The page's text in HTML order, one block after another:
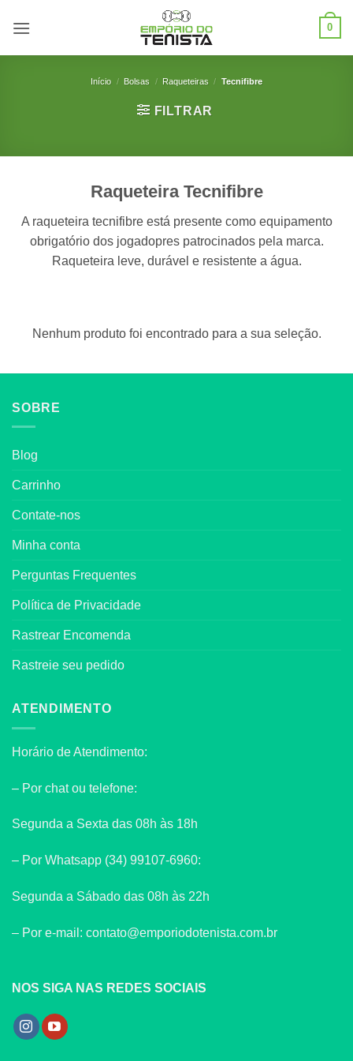
0
Início / Bolsas / Raqueteiras / Tecnifibre
FILTRAR
Raqueteira Tecnifibre
A raqueteira tecnifibre está presente como equipamento
obrigatório dos jogadopres patrocinados pela marca.
Raqueteira leve, durável e resistente a água.
Nenhum produto foi encontrado para a sua seleção.
SOBRE
Blog
Carrinho
Contate-nos
Minha conta
Perguntas Frequentes
Política de Privacidade
Rastrear Encomenda
Rastreie seu pedido
ATENDIMENTO
Horário de Atendimento:
– Por chat ou telefone:
Segunda a Sexta das 08h às 18h
– Por Whatsapp (34) 99107-6960:
Segunda a Sábado das 08h às 22h
– Por e-mail: contato@emporiodotenista.com.br
NOS SIGA NAS REDES SOCIAIS